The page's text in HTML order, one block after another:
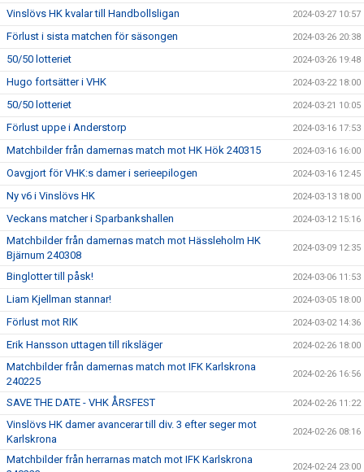
Vinslövs HK kvalar till Handbollsligan 2024-03-27 10:57
Förlust i sista matchen för säsongen 2024-03-26 20:38
50/50 lotteriet 2024-03-26 19:48
Hugo fortsätter i VHK 2024-03-22 18:00
50/50 lotteriet 2024-03-21 10:05
Förlust uppe i Anderstorp 2024-03-16 17:53
Matchbilder från damernas match mot HK Hök 240315 2024-03-16 16:00
Oavgjort för VHK:s damer i serieepilogen 2024-03-16 12:45
Ny v6 i Vinslövs HK 2024-03-13 18:00
Veckans matcher i Sparbankshallen 2024-03-12 15:16
Matchbilder från damernas match mot Hässleholm HK
Bjärnum 240308
2024-03-09 12:35
Binglotter till påsk! 2024-03-06 11:53
Liam Kjellman stannar! 2024-03-05 18:00
Förlust mot RIK 2024-03-02 14:36
Erik Hansson uttagen till riksläger 2024-02-26 18:00
Matchbilder från damernas match mot IFK Karlskrona
240225
2024-02-26 16:56
SAVE THE DATE - VHK ÅRSFEST 2024-02-26 11:22
Vinslövs HK damer avancerar till div. 3 efter seger mot
Karlskrona
2024-02-26 08:16
Matchbilder från herrarnas match mot IFK Karlskrona
2024-02-24 23:00